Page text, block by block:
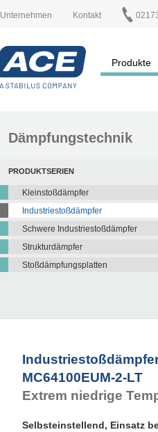
Unternehmen Kontakt
Produkte
Dämpfungstechnik
PRODUKTSERIEN
Kleinstoßdämpfer
Industriestoßdämpfer
Schwere Industriestoßdämpfer
Strukturdämpfer
Stoßdämpfungsplatten
MC64100EUM-2-LT
Extrem niedrige
Selbsteinstellend, Einsatz